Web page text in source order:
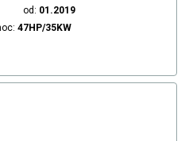
od: 01.2019
47HP/35KW